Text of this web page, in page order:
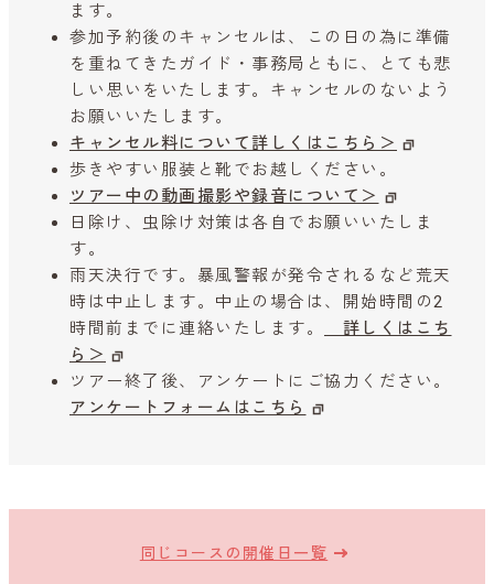
ます。
参加予約後のキャンセルは、この日の為に準備
を重ねてきたガイド・事務局ともに、とても悲
しい思いをいたします。キャンセルのないよう
お願いいたします。
キャンセル料について詳しくはこちら＞
歩きやすい服装と靴でお越しください。
ツアー中の動画撮影や録音について＞
日除け、虫除け対策は各自でお願いいたしま
す。
雨天決行です。暴風警報が発令されるなど荒天
時は中止します。中止の場合は、開始時間の2
時間前までに連絡いたします。
詳しくはこち
ら＞
ツアー終了後、アンケートにご協力ください。
アンケートフォームはこちら
同じコースの開催日一覧